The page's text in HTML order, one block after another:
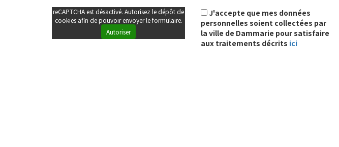
reCAPTCHA est désactivé. Autorisez le dépôt de
cookies afin de pouvoir envoyer le formulaire.
Autoriser
J'accepte que mes données
personnelles soient collectées par
la ville de Dammarie pour satisfaire
aux traitements décrits ici